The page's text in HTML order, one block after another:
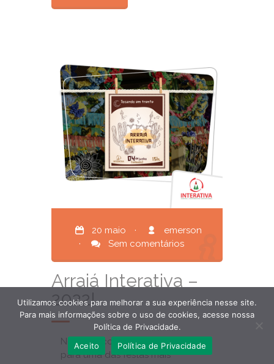
20 maio ·
emerson
·
Sem comentários
Arraiá Interativa –
2022!
Nosso encontro já está marcado
para uma das festas mais
Utilizamos cookies para melhorar a sua experiência nesse site.
Para mais informações sobre o uso de cookies, acesse nossa
Política de Privacidade.
Aceito
Política de Privacidade